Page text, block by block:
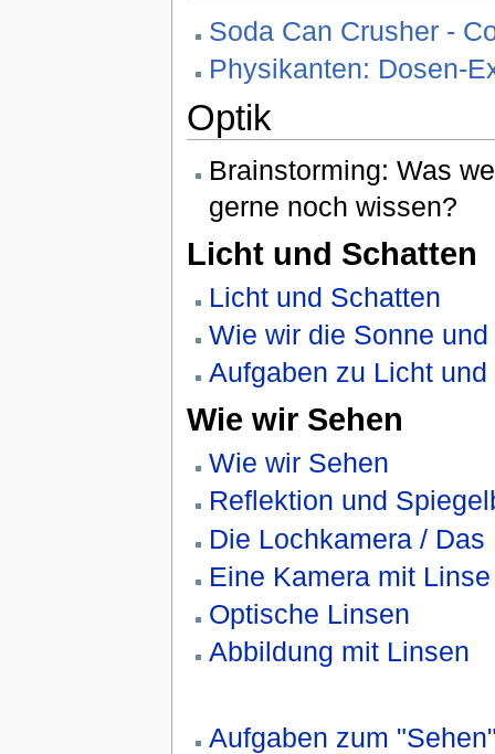
Soda Can Crusher -
Physikanten: Dosen-
Optik
Brainstorming: Was
gerne noch wissen?
Licht und Schatten
Licht und Schatten
Wie wir die Sonne
Aufgaben zu Licht
Wie wir Sehen
Wie wir Sehen
Reflektion und
Die Lochkamera / Das
Eine Kamera mit
Optische Linsen
Abbildung mit Linsen
Aufgaben zum